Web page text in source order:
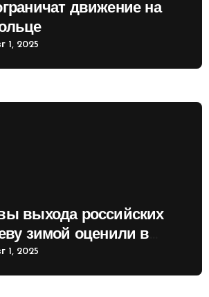
движение на
1, 2025
выхода российских
зимой оценили в
1, 2025